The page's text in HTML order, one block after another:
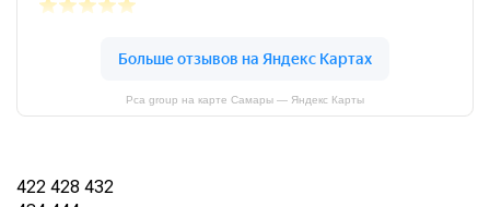
Pca group на карте Самары — Яндекс Карты
422 428 432